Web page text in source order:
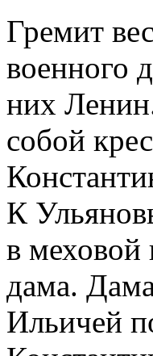
Гремит
военного
них
собой
К
в меховой
дама.
Ильичей